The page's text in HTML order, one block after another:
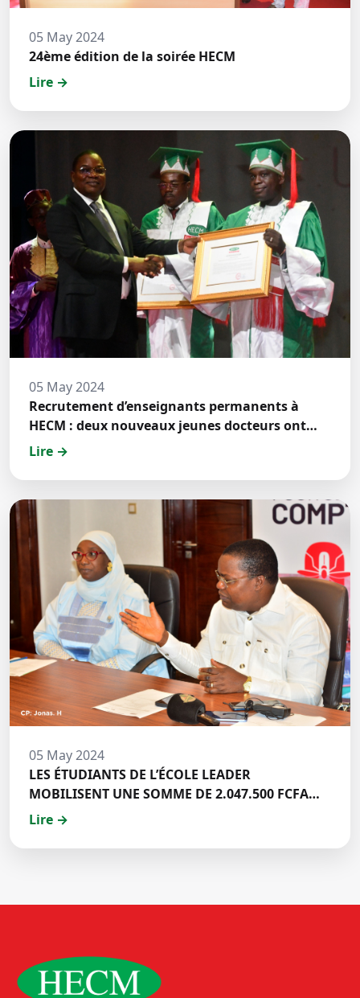
05 May 2024
24ème édition de la soirée HECM
Lire →
05 May 2024
Recrutement d’enseignants permanents à
HECM : deux nouveaux jeunes docteurs ont
prêté́ serment
Lire →
05 May 2024
LES ÉTUDIANTS DE L’ÉCOLE LEADER
MOBILISENT UNE SOMME DE 2.047.500 FCFA
POUR LE FONDS ZÉRO PALU:DISCOURS DE M.
DE HECM
Lire →